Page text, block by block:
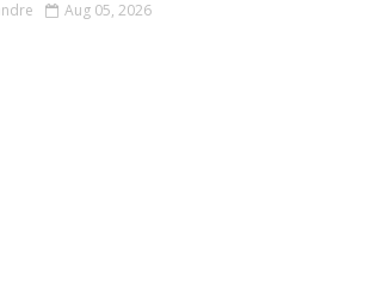
Aug 05, 2026